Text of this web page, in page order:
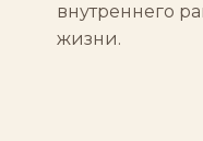
внутреннего
жизни.